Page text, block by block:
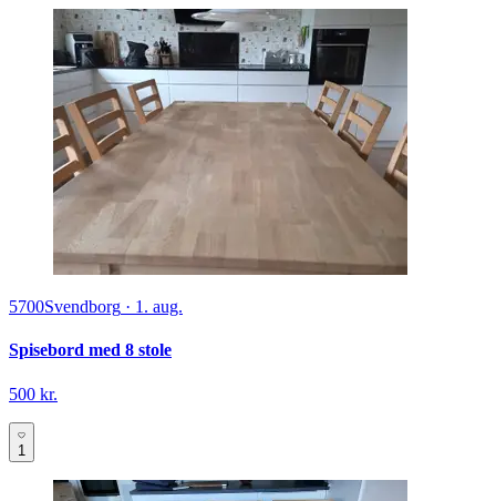
5700Svendborg · 1. aug.
Spisebord med 8 stole
500 kr.
1